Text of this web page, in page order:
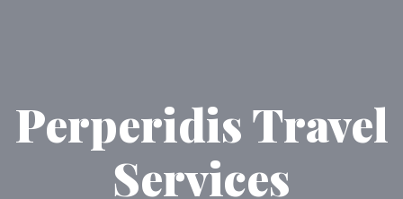
Perperidis Travel
Services